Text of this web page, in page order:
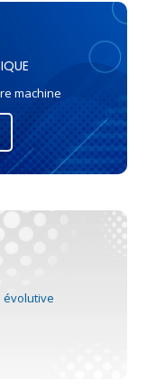
machine
évolutive